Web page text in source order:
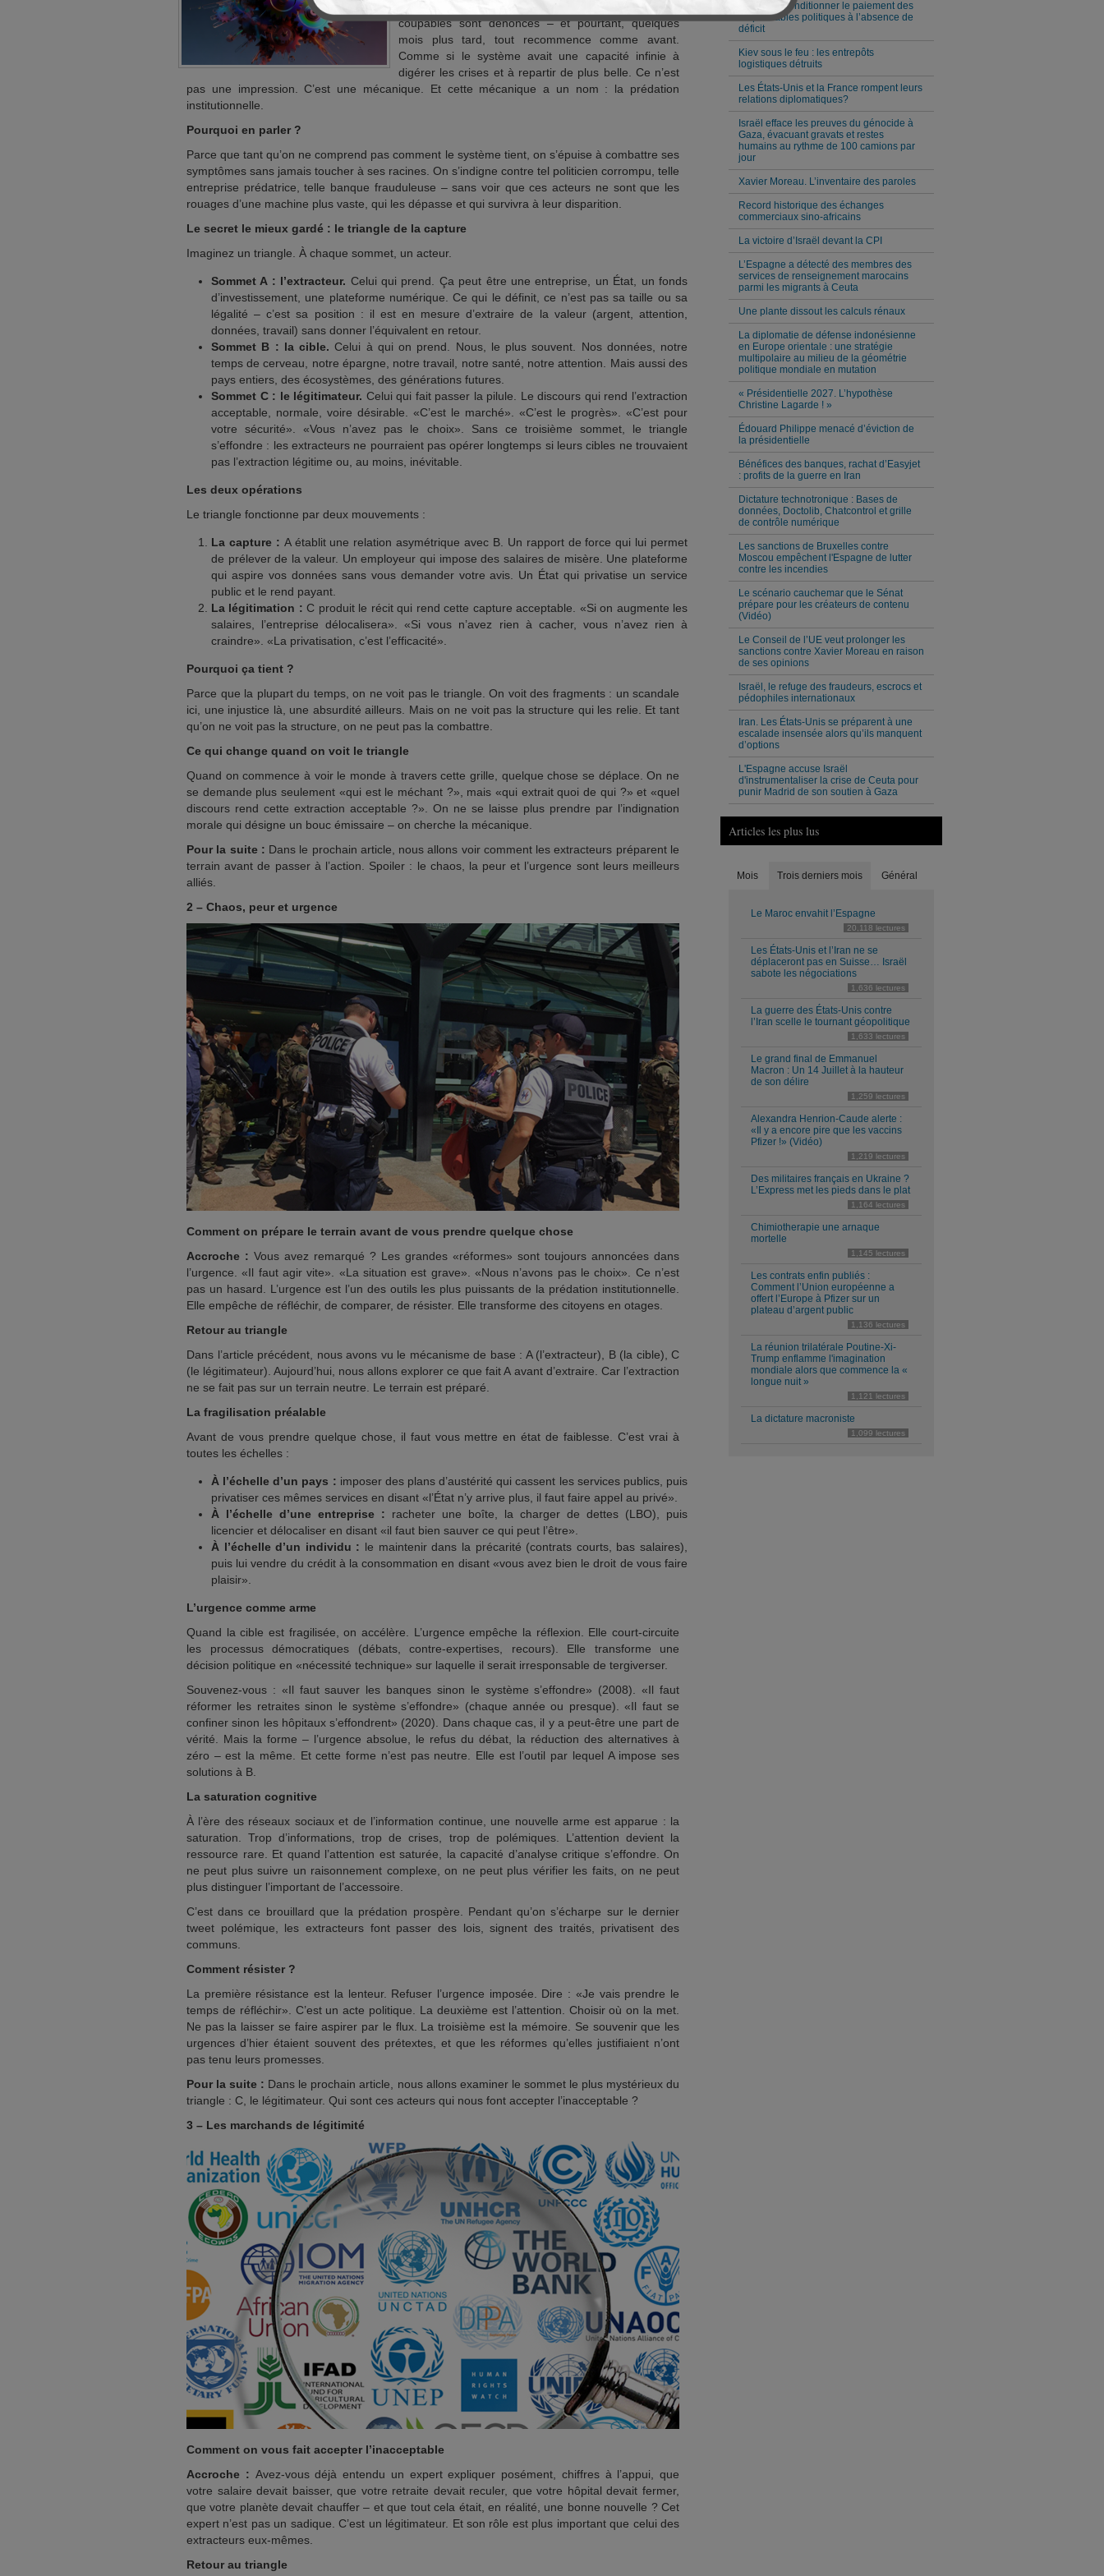
coupables sont dénoncés – et pourtant, quelques
mois plus tard, tout recommence comme avant.
Comme si le système avait une capacité infinie à
digérer les crises et à repartir de plus belle. Ce n’est
pas une impression. C’est une mécanique. Et cette mécanique a un nom : la prédation
institutionnelle.
Pourquoi en parler ?
Parce que tant qu’on ne comprend pas comment le système tient, on s’épuise à combattre ses
symptômes sans jamais toucher à ses racines. On s’indigne contre tel politicien corrompu, telle
entreprise prédatrice, telle banque frauduleuse – sans voir que ces acteurs ne sont que les
rouages d’une machine plus vaste, qui les dépasse et qui survivra à leur disparition.
Le secret le mieux gardé : le triangle de la capture
Imaginez un triangle. À chaque sommet, un acteur.
Sommet A : l’extracteur. Celui qui prend. Ça peut être une entreprise, un État, un fonds
d’investissement, une plateforme numérique. Ce qui le définit, ce n’est pas sa taille ou sa
légalité – c’est sa position : il est en mesure d’extraire de la valeur (argent, attention,
données, travail) sans donner l’équivalent en retour.
Sommet B : la cible. Celui à qui on prend. Nous, le plus souvent. Nos données, notre
temps de cerveau, notre épargne, notre travail, notre santé, notre attention. Mais aussi des
pays entiers, des écosystèmes, des générations futures.
Sommet C : le légitimateur. Celui qui fait passer la pilule. Le discours qui rend l’extraction
acceptable, normale, voire désirable. «C’est le marché». «C’est le progrès». «C’est pour
votre sécurité». «Vous n’avez pas le choix». Sans ce troisième sommet, le triangle
s’effondre : les extracteurs ne pourraient pas opérer longtemps si leurs cibles ne trouvaient
pas l’extraction légitime ou, au moins, inévitable.
Les deux opérations
Le triangle fonctionne par deux mouvements :
La capture : A établit une relation asymétrique avec B. Un rapport de force qui lui permet
de prélever de la valeur. Un employeur qui impose des salaires de misère. Une plateforme
qui aspire vos données sans vous demander votre avis. Un État qui privatise un service
public et le rend payant.
La légitimation : C produit le récit qui rend cette capture acceptable. «Si on augmente les
salaires, l’entreprise délocalisera». «Si vous n’avez rien à cacher, vous n’avez rien à
craindre». «La privatisation, c’est l’efficacité».
Pourquoi ça tient ?
Parce que la plupart du temps, on ne voit pas le triangle. On voit des fragments : un scandale
ici, une injustice là, une absurdité ailleurs. Mais on ne voit pas la structure qui les relie. Et tant
qu’on ne voit pas la structure, on ne peut pas la combattre.
Ce qui change quand on voit le triangle
Quand on commence à voir le monde à travers cette grille, quelque chose se déplace. On ne
se demande plus seulement «qui est le méchant ?», mais «qui extrait quoi de qui ?» et «quel
discours rend cette extraction acceptable ?». On ne se laisse plus prendre par l’indignation
morale qui désigne un bouc émissaire – on cherche la mécanique.
Pour la suite : Dans le prochain article, nous allons voir comment les extracteurs préparent le
terrain avant de passer à l’action. Spoiler : le chaos, la peur et l’urgence sont leurs meilleurs
alliés.
2 – Chaos, peur et urgence
Comment on prépare le terrain avant de vous prendre quelque chose
Accroche : Vous avez remarqué ? Les grandes «réformes» sont toujours annoncées dans
l’urgence. «Il faut agir vite». «La situation est grave». «Nous n’avons pas le choix». Ce n’est
pas un hasard. L’urgence est l’un des outils les plus puissants de la prédation institutionnelle.
Elle empêche de réfléchir, de comparer, de résister. Elle transforme des citoyens en otages.
Retour au triangle
Dans l’article précédent, nous avons vu le mécanisme de base : A (l’extracteur), B (la cible), C
(le légitimateur). Aujourd’hui, nous allons explorer ce que fait A avant d’extraire. Car l’extraction
ne se fait pas sur un terrain neutre. Le terrain est préparé.
La fragilisation préalable
Avant de vous prendre quelque chose, il faut vous mettre en état de faiblesse. C’est vrai à
toutes les échelles :
À l’échelle d’un pays : imposer des plans d’austérité qui cassent les services publics, puis
privatiser ces mêmes services en disant «l’État n’y arrive plus, il faut faire appel au privé».
À l’échelle d’une entreprise : racheter une boîte, la charger de dettes (LBO), puis
licencier et délocaliser en disant «il faut bien sauver ce qui peut l’être».
À l’échelle d’un individu : le maintenir dans la précarité (contrats courts, bas salaires),
puis lui vendre du crédit à la consommation en disant «vous avez bien le droit de vous faire
plaisir».
L’urgence comme arme
Quand la cible est fragilisée, on accélère. L’urgence empêche la réflexion. Elle court-circuite
les processus démocratiques (débats, contre-expertises, recours). Elle transforme une
décision politique en «nécessité technique» sur laquelle il serait irresponsable de tergiverser.
Souvenez-vous : «Il faut sauver les banques sinon le système s’effondre» (2008). «Il faut
réformer les retraites sinon le système s’effondre» (chaque année ou presque). «Il faut se
confiner sinon les hôpitaux s’effondrent» (2020). Dans chaque cas, il y a peut-être une part de
vérité. Mais la forme – l’urgence absolue, le refus du débat, la réduction des alternatives à
zéro – est la même. Et cette forme n’est pas neutre. Elle est l’outil par lequel A impose ses
solutions à B.
La saturation cognitive
À l’ère des réseaux sociaux et de l’information continue, une nouvelle arme est apparue : la
saturation. Trop d’informations, trop de crises, trop de polémiques. L’attention devient la
ressource rare. Et quand l’attention est saturée, la capacité d’analyse critique s’effondre. On
ne peut plus suivre un raisonnement complexe, on ne peut plus vérifier les faits, on ne peut
plus distinguer l’important de l’accessoire.
C’est dans ce brouillard que la prédation prospère. Pendant qu’on s’écharpe sur le dernier
tweet polémique, les extracteurs font passer des lois, signent des traités, privatisent des
communs.
Comment résister ?
La première résistance est la lenteur. Refuser l’urgence imposée. Dire : «Je vais prendre le
temps de réfléchir». C’est un acte politique. La deuxième est l’attention. Choisir où on la met.
Ne pas la laisser se faire aspirer par le flux. La troisième est la mémoire. Se souvenir que les
urgences d’hier étaient souvent des prétextes, et que les réformes qu’elles justifiaient n’ont
pas tenu leurs promesses.
Pour la suite : Dans le prochain article, nous allons examiner le sommet le plus mystérieux du
triangle : C, le légitimateur. Qui sont ces acteurs qui nous font accepter l’inacceptable ?
3 – Les marchands de légitimité
Comment on vous fait accepter l’inacceptable
Accroche : Avez-vous déjà entendu un expert expliquer posément, chiffres à l’appui, que
votre salaire devait baisser, que votre retraite devait reculer, que votre hôpital devait fermer,
que votre planète devait chauffer – et que tout cela était, en réalité, une bonne nouvelle ? Cet
expert n’est pas un sadique. C’est un légitimateur. Et son rôle est plus important que celui des
extracteurs eux-mêmes.
Retour au triangle
Milei veut conditionner le paiement des
responsables politiques à l’absence de
déficit
Kiev sous le feu : les entrepôts
logistiques détruits
Les États-Unis et la France rompent leurs
relations diplomatiques?
Israël efface les preuves du génocide à
Gaza, évacuant gravats et restes
humains au rythme de 100 camions par
jour
Xavier Moreau. L’inventaire des paroles
Record historique des échanges
commerciaux sino-africains
La victoire d’Israël devant la CPI
L’Espagne a détecté des membres des
services de renseignement marocains
parmi les migrants à Ceuta
Une plante dissout les calculs rénaux
La diplomatie de défense indonésienne
en Europe orientale : une stratégie
multipolaire au milieu de la géométrie
politique mondiale en mutation
« Présidentielle 2027. L’hypothèse
Christine Lagarde ! »
Édouard Philippe menacé d’éviction de
la présidentielle
Bénéfices des banques, rachat d’Easyjet
: profits de la guerre en Iran
Dictature technotronique : Bases de
données, Doctolib, Chatcontrol et grille
de contrôle numérique
Les sanctions de Bruxelles contre
Moscou empêchent l'Espagne de lutter
contre les incendies
Le scénario cauchemar que le Sénat
prépare pour les créateurs de contenu
(Vidéo)
Le Conseil de l’UE veut prolonger les
sanctions contre Xavier Moreau en raison
de ses opinions
Israël, le refuge des fraudeurs, escrocs et
pédophiles internationaux
Iran. Les États-Unis se préparent à une
escalade insensée alors qu’ils manquent
d’options
L'Espagne accuse Israël
d'instrumentaliser la crise de Ceuta pour
punir Madrid de son soutien à Gaza
Articles les plus lus
Mois Trois derniers mois Général
Le Maroc envahit l’Espagne
20,118 lectures
Les États-Unis et l’Iran ne se
déplaceront pas en Suisse… Israël
sabote les négociations
1,636 lectures
La guerre des États-Unis contre
l’Iran scelle le tournant géopolitique
1,633 lectures
Le grand final de Emmanuel
Macron : Un 14 Juillet à la hauteur
de son délire
1,259 lectures
Alexandra Henrion-Caude alerte :
«Il y a encore pire que les vaccins
Pfizer !» (Vidéo)
1,219 lectures
Des militaires français en Ukraine ?
L’Express met les pieds dans le plat
1,164 lectures
Chimiotherapie une arnaque
mortelle
1,145 lectures
Les contrats enfin publiés :
Comment l’Union européenne a
offert l’Europe à Pfizer sur un
plateau d’argent public
1,136 lectures
La réunion trilatérale Poutine-Xi-
Trump enflamme l'imagination
mondiale alors que commence la «
longue nuit »
1,121 lectures
La dictature macroniste
1,099 lectures